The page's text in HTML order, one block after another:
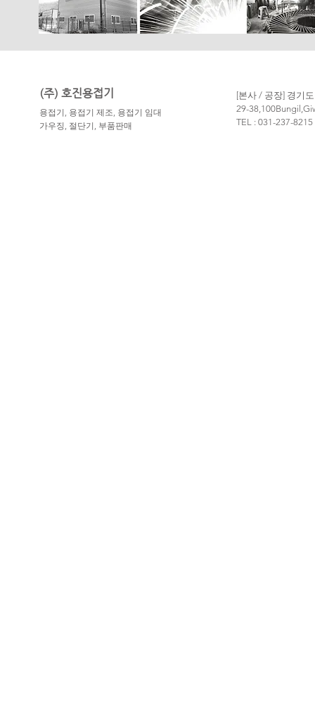
(주) 호진용접기
용접기, 용접기 제조, 용접기 임대
가우징, 절단기, 부품판매
[본사 / 공장] 경기
29-
TEL : 031-237-